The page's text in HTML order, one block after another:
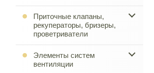
Приточные клапаны,
рекуператоры, бризеры,
проветриватели
Элементы систем
вентиляции